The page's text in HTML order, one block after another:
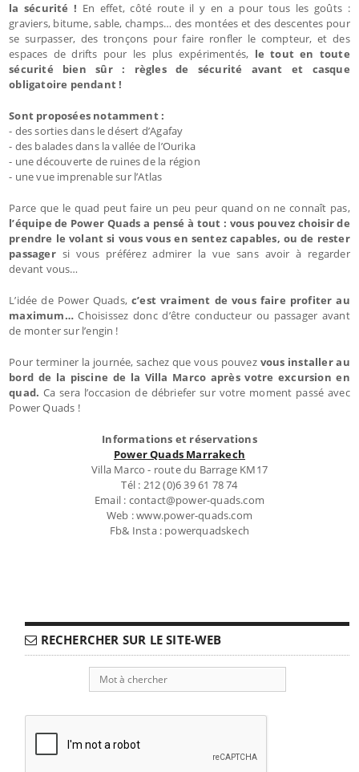
la sécurité ! En effet, côté route il y en a pour tous les goûts :
graviers, bitume, sable, champs… des montées et des descentes pour
se surpasser, des tronçons pour faire ronfler le compteur, et des
espaces de drifts pour les plus expérimentés, le tout en toute
sécurité bien sûr : règles de sécurité avant et casque
obligatoire pendant !
Sont proposées notamment :
- des sorties dans le désert d’Agafay
- des balades dans la vallée de l’Ourika
- une découverte de ruines de la région
- une vue imprenable sur l’Atlas
Parce que le quad peut faire un peu peur quand on ne connaît pas,
l’équipe de Power Quads a pensé à tout : vous pouvez choisir de
prendre le volant si vous vous en sentez capables, ou de rester
passagersi vous préférez admirer la vue sans avoir à regarder
devant vous…
L’idée de Power Quads,c’est vraiment de vous faire profiter au
maximum…Choisissez donc d’être conducteur ou passager avant
de monter sur l’engin !
Pour terminer la journée, sachez que vous pouvez vous installer au
bord de la piscine de la Villa Marco après votre excursion en
quad. Ca sera l’occasion de débriefer sur votre moment passé avec
Power Quads !
Informations et réservations
Power Quads Marrakech
Villa Marco - route du Barrage KM17
Tél : 212 (0)6 39 61 78 74
Email : contact@power-quads.com
Web : www.power-quads.com
Fb& Insta : powerquadskech
RECHERCHER SUR LE SITE-WEB